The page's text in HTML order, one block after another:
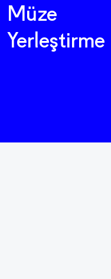
Müze
Yerleştirme